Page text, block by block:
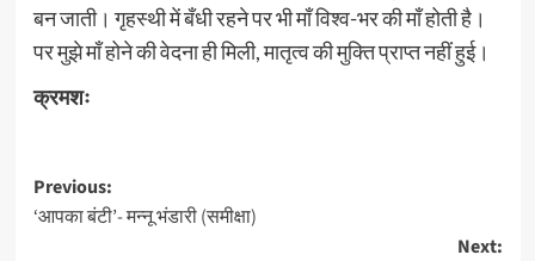
बन जाती। गृहस्थी में बँधी रहने पर भी माँ विश्व-भर की माँ होती है।
पर मुझे माँ होने की वेदना ही मिली, मातृत्व की मुक्ति प्राप्त नहीं हुई।
क्रमशः
Post
navigation
Previous:
‘आपका बंटी’- मन्नू भंडारी (समीक्षा)
Next: